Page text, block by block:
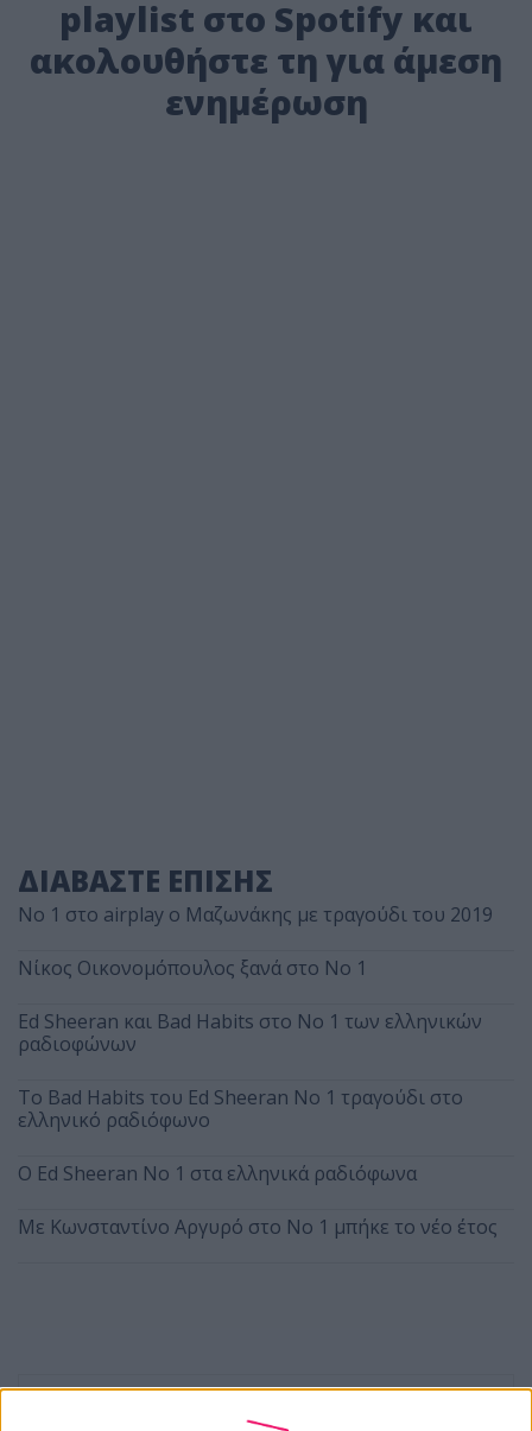
playlist στο Spotify και
ακολουθήστε τη για άμεση
ενημέρωση
ΔΙΑΒΑΣΤΕ ΕΠΙΣΗΣ
Νο 1 στο airplay ο Μαζωνάκης με τραγούδι του 2019
Νίκος Οικονομόπουλος ξανά στο Νο 1
Ed Sheeran και Bad Habits στο Νο 1 των ελληνικών
ραδιοφώνων
To Bad Habits του Ed Sheeran Νο 1 τραγούδι στο
ελληνικό ραδιόφωνο
Ο Ed Sheeran Nο 1 στα ελληνικά ραδιόφωνα
Με Κωνσταντίνο Αργυρό στο Νο 1 μπήκε το νέο έτος